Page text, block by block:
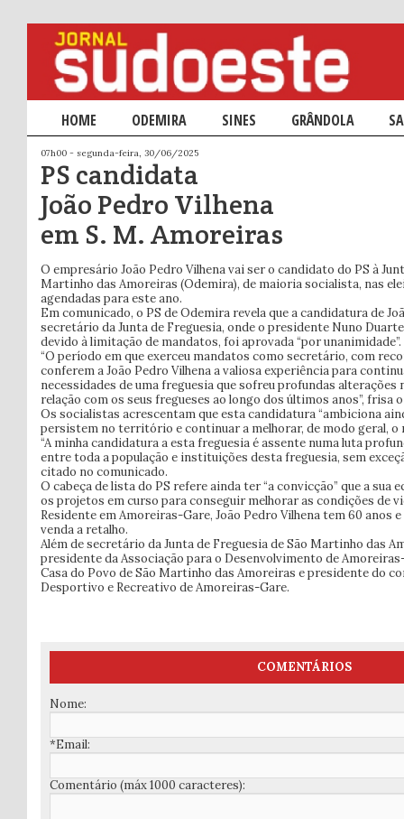
Menu principal
SALTAR PARA O CONTEÚDO PRIMÁRIO
SALTAR PARA O CONTEÚDO SECUNDÁRIO
HOME ODEMIRA SINES GRÂNDOLA
07h00 - segunda-feira, 30/06/2025
PS candidata
João Pedro Vilhena
em S. M. Amoreiras
O empresário João Pedro Vilhena vai ser o candidato do PS à
Martinho das Amoreiras (Odemira), de maioria socialista, nas
agendadas para este ano.
Em comunicado, o PS de Odemira revela que a candidatura de
secretário da Junta de Freguesia, onde o presidente Nuno
devido à limitação de mandatos, foi aprovada “por unanimidade”.
“O período em que exerceu mandatos como secretário, com
conferem a João Pedro Vilhena a valiosa experiência para
necessidades de uma freguesia que sofreu profundas alterações
relação com os seus fregueses ao longo dos últimos anos”, frisa
Os socialistas acrescentam que esta candidatura “ambiciona
persistem no território e continuar a melhorar, de modo geral, o
“A minha candidatura a esta freguesia é assente numa luta
entre toda a população e instituições desta freguesia, sem
citado no comunicado.
O cabeça de lista do PS refere ainda ter “a convicção” que a sua
os projetos em curso para conseguir melhorar as condições de
Residente em Amoreiras-Gare, João Pedro Vilhena tem 60 anos
venda a retalho.
Além de secretário da Junta de Freguesia de São Martinho das
presidente da Associação para o Desenvolvimento de
Casa do Povo de São Martinho das Amoreiras e presidente do
Desportivo e Recreativo de Amoreiras-Gare.
COMENTÁRIOS
Nome:
*Email:
Comentário (máx 1000 caracteres):